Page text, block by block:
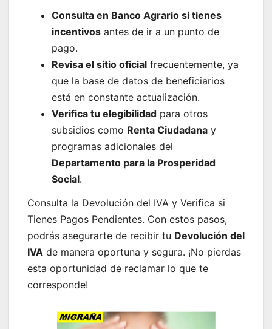
Consulta en Banco Agrario si tienes
incentivos antes de ir a un punto de
pago.
Revisa el sitio oficial frecuentemente, ya
que la base de datos de beneficiarios
está en constante actualización.
Verifica tu elegibilidad para otros
subsidios como Renta Ciudadana y
programas adicionales del
Departamento para la Prosperidad
Social.
Consulta la Devolución del IVA y Verifica si
Tienes Pagos Pendientes. Con estos pasos,
podrás asegurarte de recibir tu Devolución del
IVA de manera oportuna y segura. ¡No pierdas
esta oportunidad de reclamar lo que te
corresponde!